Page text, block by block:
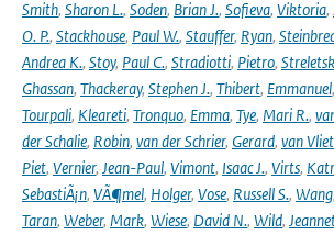
Smith, Sharon L., Soden, Brian J., Sofieva, Viktoria,
O. P., Stackhouse, Paul W., Stauffer, Ryan,
Andrea K., Stoy, Paul C., Stradiotti, Pietro,
Ghassan, Thackeray, Stephen J., Thibert, Emmanuel,
Tourpali, Kleareti, Tronquo, Emma, Tye, Mari R.,
der Schalie, Robin, van der Schrier, Gerard, van Vliet
Piet, Vernier, Jean-Paul, Vimont, Isaac J., Virts,
SebastiÃ¡n, VÃ¶mel, Holger, Vose, Russell S., Wang,
Taran, Weber, Mark, Wiese, David N., Wild,